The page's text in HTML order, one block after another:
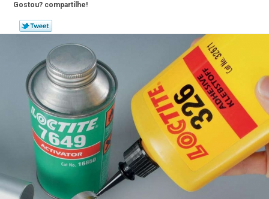
Gostou? compartilhe!